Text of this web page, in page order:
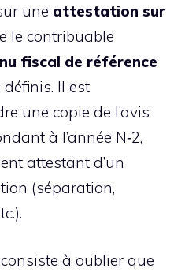
une attestation sur
le contribuable
fiscal de référence
Il est
une copie de l’avis
à l’année N‑2,
attestant d’un
(séparation,
à oublier que